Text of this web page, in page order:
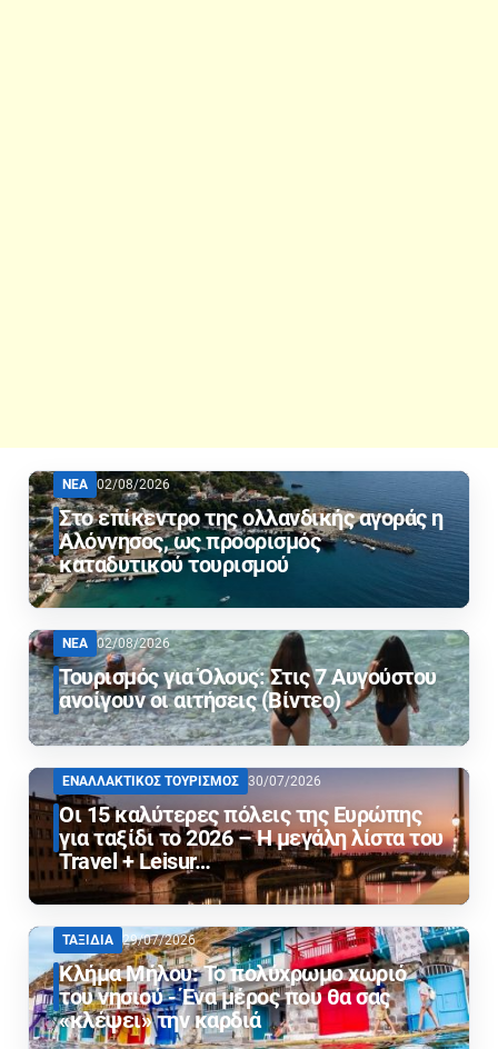
ΝΕΑ 02/08/2026
Στο επίκεντρο της ολλανδικής αγοράς η
Αλόννησος, ως προορισμός
καταδυτικού τουρισμού
ΝΕΑ 02/08/2026
Τουρισμός για Όλους: Στις 7 Αυγούστου
ανοίγουν οι αιτήσεις (Βίντεο)
ΕΝΑΛΛΑΚΤΙΚΟΣ ΤΟΥΡΙΣΜΟΣ 30/07/2026
Οι 15 καλύτερες πόλεις της Ευρώπης
για ταξίδι το 2026 – Η μεγάλη λίστα του
Travel + Leisur…
ΤΑΞΙΔΙΑ 29/07/2026
Κλήμα Μήλου: Το πολύχρωμο χωριό
του νησιού - Ένα μέρος που θα σας
«κλέψει» την καρδιά